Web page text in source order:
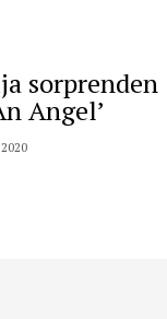
sorprenden
Angel’